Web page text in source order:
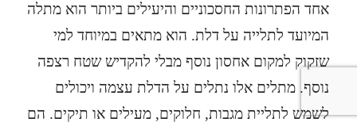
אחד הפתרונות החסכוניים והיעילים ביותר הוא מתלה
המיועד לתלייה על דלת. הוא מתאים במיוחד למי
שזקוק למקום אחסון נוסף מבלי להקדיש שטח רצפה
נוסף. מתלים אלו נתלים על הדלת עצמה ויכולים
לשמש לתליית מגבות, חלוקים, מעילים או תיקים. הם